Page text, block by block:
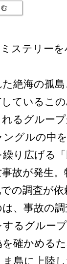
ステリー
絶海の孤島
ているこ
るグルー
グルの中
り広げる
故が発生
の調査が
、事故の
るグルー
確かめる
島に上陸